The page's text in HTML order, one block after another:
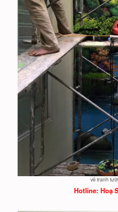
vẽ tranh
Hotline: Hoạ